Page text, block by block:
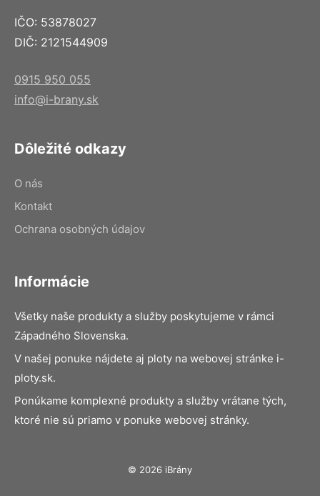
IČO: 53878027
DIČ: 2121544909
0915 950 055
info@i-brany.sk
Dôležité odkazy
O nás
Kontakt
Ochrana osobných údajov
Informácie
Všetky naše produkty a služby poskytujeme v rámci
Západného Slovenska.
V našej ponuke nájdete aj ploty na webovej stránke i-
ploty.sk.
Ponúkame komplexné produkty a služby vrátane tých,
ktoré nie sú priamo v ponuke webovej stránky.
© 2026 iBrány